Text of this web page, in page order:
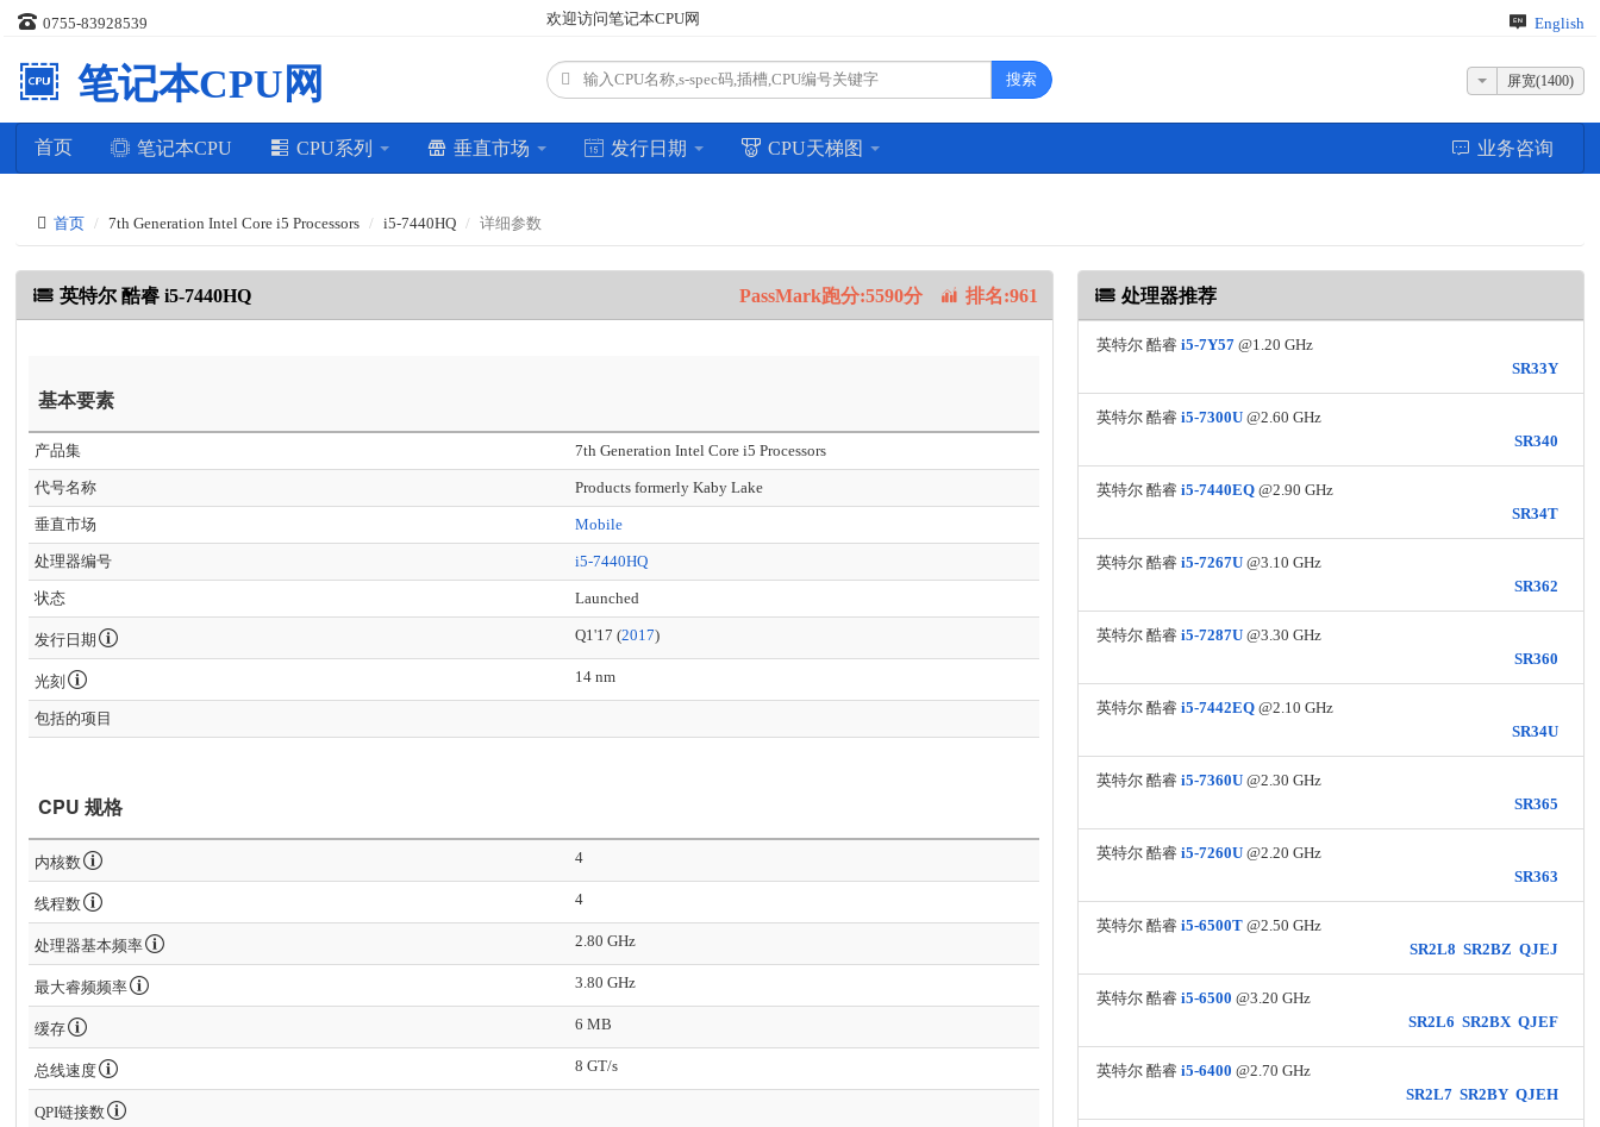
0755-83928539 欢迎访问笔记本CPU网 English
笔记本CPU网 搜索 屏宽(1400)
首页 笔记本CPU CPU系列 垂直市场 发行日期 CPU天梯图 业务咨询
首页 7th Generation Intel Core i5 Processors i5-7440HQ 详细参数
英特尔 酷睿 i5-7440HQ PassMark跑分:5590分 排名:961
基本要素
产品集 7th Generation Intel Core i5 Processors
代号名称 Products formerly Kaby Lake
垂直市场 Mobile
处理器编号 i5-7440HQ
状态 Launched
发行日期 Q1'17 (2017)
光刻 14 nm
包括的项目
CPU 规格
内核数 4
线程数 4
处理器基本频率 2.80 GHz
最大睿频频率 3.80 GHz
缓存 6 MB
总线速度 8 GT/s
QPI链接数
处理器推荐
英特尔 酷睿 i5-7Y57@1.20 GHz
SR33Y
英特尔 酷睿 i5-7300U@2.60 GHz
SR340
英特尔 酷睿 i5-7440EQ@2.90 GHz
SR34T
英特尔 酷睿 i5-7267U@3.10 GHz
SR362
英特尔 酷睿 i5-7287U@3.30 GHz
SR360
英特尔 酷睿 i5-7442EQ@2.10 GHz
SR34U
英特尔 酷睿 i5-7360U@2.30 GHz
SR365
英特尔 酷睿 i5-7260U@2.20 GHz
SR363
英特尔 酷睿 i5-6500T@2.50 GHz
SR2L8 SR2BZ QJEJ
英特尔 酷睿 i5-6500 @3.20 GHz
SR2L6 SR2BX QJEF
英特尔 酷睿 i5-6400 @2.70 GHz
SR2L7 SR2BY QJEH